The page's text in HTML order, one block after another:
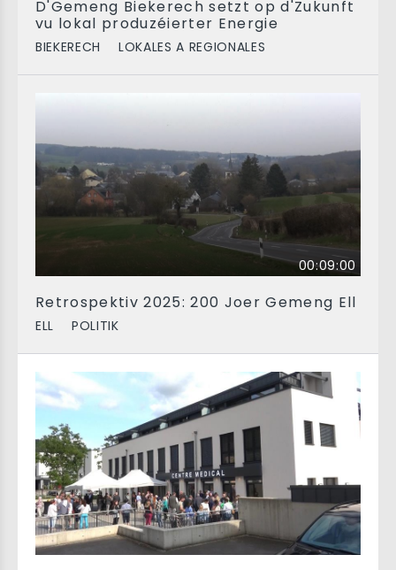
D'Gemeng Biekerech setzt op d'Zukunft
vu lokal produzéierter Energie
BIEKERECH LOKALES A REGIONALES
00:09:00
Retrospektiv 2025: 200 Joer Gemeng Ell
ELL POLITIK